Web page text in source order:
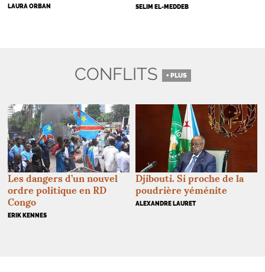
LAURA ORBAN SELIM EL-MEDDEB
CONFLITS + PLUS
Les dangers d’un nouvel
ordre politique enRD
Congo
ERIK KENNES
Djibouti. Si proche de la
poudrière yéménite
ALEXANDRE LAURET